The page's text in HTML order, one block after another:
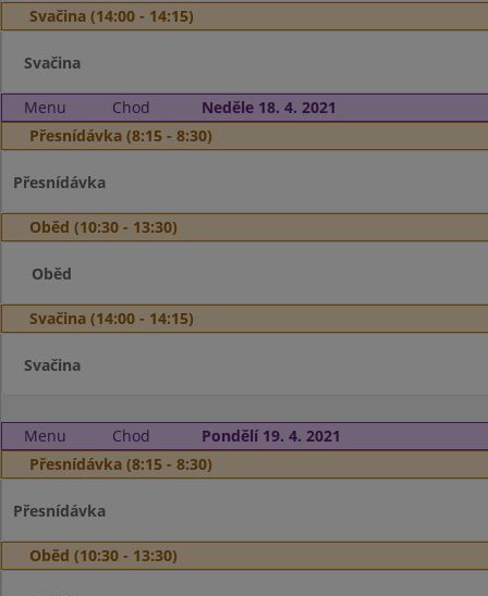
Svačina (14:00 - 14:15)
Svačina
Menu Chod
Neděle 18. 4. 2021
Přesnídávka (8:15 - 8:30)
Přesnídávka
Oběd (10:30 - 13:30)
Oběd
Svačina (14:00 - 14:15)
Svačina
Menu Chod
Pondělí 19. 4. 2021
Přesnídávka (8:15 - 8:30)
Přesnídávka
Oběd (10:30 - 13:30)